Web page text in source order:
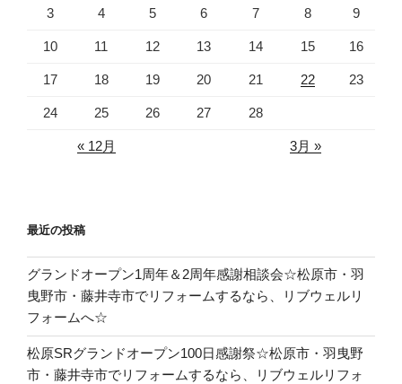
3 4 5 6 7 8 9
10 11 12 13 14 15 16
17 18 19 20 21 22 23
24 25 26 27 28
« 12月 3月 »
最近の投稿
グランドオープン1周年＆2周年感謝相談会☆松原市・羽
曳野市・藤井寺市でリフォームするなら、リブウェルリ
フォームへ☆
松原SRグランドオープン100日感謝祭☆松原市・羽曳野
市・藤井寺市でリフォームするなら、リブウェルリフォ